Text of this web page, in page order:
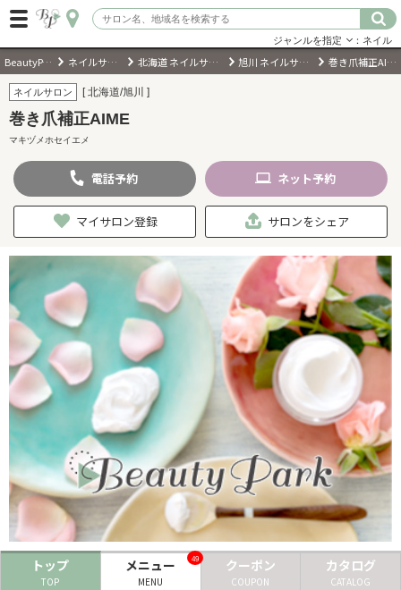
会員登録
キーワード検索
ジャンルを選択
キーワードで検索
近くのサロンを探す
現在地から探す
ヘアサロン
ネイルサロン
まつげサロン
リラクゼーションサロン
ジャンルを指定 ：ネイル
BeautyPark ネイルサロン 北海道 ネイルサロン 旭川 ネイルサロン 巻き爪補正AIME
ネイルサロン [ 北海道/旭川 ]
巻き爪補正AIME
マキヅメホセイエメ
電話予約 ネット予約
マイサロン登録 サロンをシェア
トップ
TOP
メニュー
MENU
49 クーポン
COUPON
カタログ
CATALOG